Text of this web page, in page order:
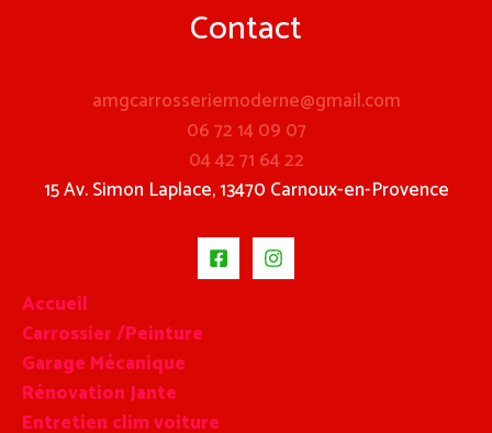
Contact
amgcarrosseriemoderne@gmail.com
06 72 14 09 07
04 42 71 64 22
15 Av. Simon Laplace, 13470 Carnoux-en-Provence
Accueil
Carrossier /Peinture
Garage Mécanique
Rénovation Jante
Entretien clim voiture